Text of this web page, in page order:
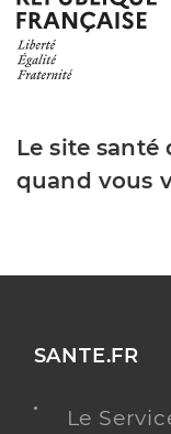
Le site santé
quand vous
SANTE.FR
Le